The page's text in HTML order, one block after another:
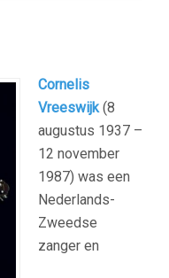
Cornelis
Vreeswijk (8
augustus 1937 –
12 november
1987) was een
Nederlands-
Zweedse
zanger en